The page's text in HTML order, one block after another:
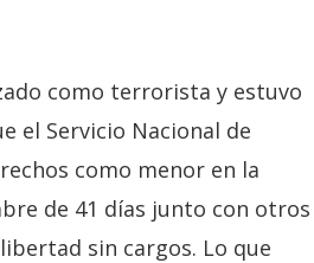
como terrorista y estuvo
el Servicio Nacional de
como menor en la
de 41 días junto con otros
sin cargos. Lo que